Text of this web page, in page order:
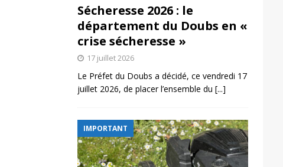
Sécheresse 2026 : le
département du Doubs en «
crise sécheresse »
17 juillet 2026
Le Préfet du Doubs a décidé, ce vendredi 17
juillet 2026, de placer l’ensemble du [...]
IMPORTANT